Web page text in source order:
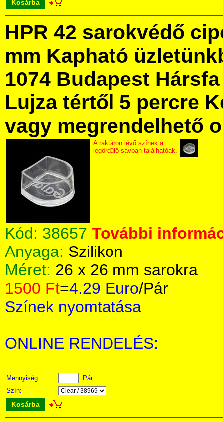
Kosárba
HPR 42 sarokvédő
mm Kapható
1074 Budapest
Lujza tértől 5 percre
vagy megrendelhető
A raktáron lévő színek a
legördülő sávban találhatóak.
Kód: 38657 További
Anyaga: Szilikon
Méret: 26 x 26 mm sarokra
1500 Ft=4.29 Euro/Pár
Színek nyomtatása
ONLINE RENDELÉS:
Mennyiség:
Pár
Szín:
Kosárba